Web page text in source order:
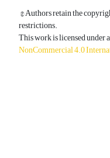
© Authors retain the
restrictions.
This work is licensed under a
NonCommercial 4.0